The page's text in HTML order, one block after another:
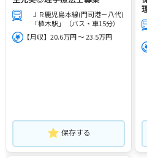
ＪＲ鹿児島本線(門司港－八代)
「植木駅」（バス・車15分）
【月収】20.6万円 ～ 23.5万円
保存する